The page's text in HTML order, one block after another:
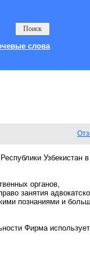
слова
Узбекистан в
органов,
занятия
познаниями и
Фирма